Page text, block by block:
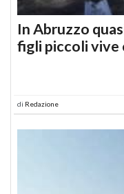
In Abruzzo
figli piccoli vive
di Redazione